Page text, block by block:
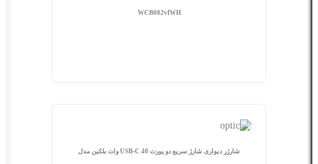
WCB002vfWH
شارژر دیواری شارژ سریع دو پورت USB-C 40 وات بلکین مدل